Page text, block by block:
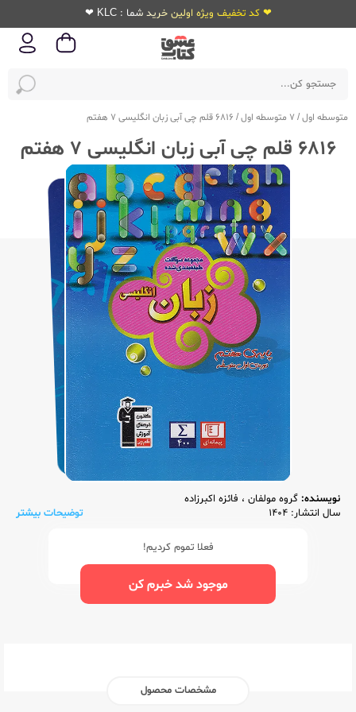
❤ کد تخفیف ویژه اولین خرید شما : KLC ❤
متوسطه اول/ 7 متوسطه اول / 6816 قلم چی آبی زبان انگلیسی 7 هفتم
6816 قلم چی آبی زبان انگلیسی 7 هفتم
نویسنده: گروه مولفان ، فائزه اکبرزاده
سال انتشار: 1404
توضیحات بیشتر
فعلا تموم کردیم!
موجود شد خبرم کن
مشخصات محصول